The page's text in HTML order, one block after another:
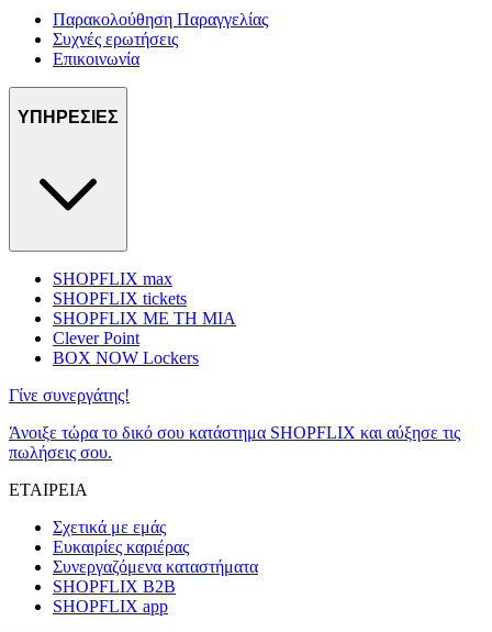
Παρακολούθηση Παραγγελίας
Συχνές ερωτήσεις
Επικοινωνία
ΥΠΗΡΕΣΙΕΣ
SHOPFLIX max
SHOPFLIX tickets
SHOPFLIX ΜΕ ΤΗ ΜΙΑ
Clever Point
BOX NOW Lockers
Γίνε συνεργάτης!
Άνοιξε τώρα το δικό σου κατάστημα SHOPFLIX και αύξησε τις
πωλήσεις σου.
ΕΤΑΙΡΕΙΑ
Σχετικά με εμάς
Ευκαιρίες καριέρας
Συνεργαζόμενα καταστήματα
SHOPFLIX B2B
SHOPFLIX app